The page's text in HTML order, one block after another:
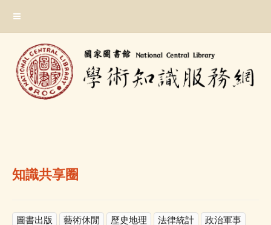
主
知識共享圈
圖書出版 藝術休閒 歷史地理 法律統計
政治軍事